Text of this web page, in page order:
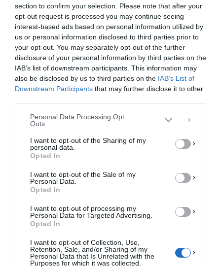
section to confirm your selection. Please note that after your
opt-out request is processed you may continue seeing
interest-based ads based on personal information utilized by
us or personal information disclosed to third parties prior to
your opt-out. You may separately opt-out of the further
disclosure of your personal information by third parties on the
IAB’s list of downstream participants. This information may
also be disclosed by us to third parties on the IAB’s List of
Downstream Participants that may further disclose it to other
Personal Data Processing Opt
Outs
I want to opt-out of the Sharing of my
personal data.
Opted In
I want to opt-out of the Sale of my
Personal Data.
Opted In
I want to opt-out of processing my
Personal Data for Targeted Advertising.
Opted In
I want to opt-out of Collection, Use,
Retention, Sale, and/or Sharing of my
Personal Data that Is Unrelated with the
Purposes for which it was collected.
Διαχείριση Συγκατάθεσης
Για να παρέχουμε την καλύτερη εμπειρία, χρησιμοποιούμε τεχνολογίες όπως
cookies για την αποθήκευση ή/και την πρόσβαση σε πληροφορίες συσκευών.
Η συγκατάθεση για τις εν λόγω τεχνολογίες θα μας επιτρέψει να
επεξεργαστούμε δεδομένα προσωπικού χαρακτήρα, όπως συμπεριφορά
περιήγησης ή μοναδικά αναγνωριστικά σε αυτόν τον ιστότοπο. Η μη
συγκατάθεση ή η ανάκληση της συγκατάθεσης, μπορεί να επηρεάσει
αρνητικά ορισμένες λειτουργίες και δυνατότητες.
ΠΡΟΒΟΛΉ ΠΡΟΤΙΜΉΣΕΩΝ
Πολιτική Cookies